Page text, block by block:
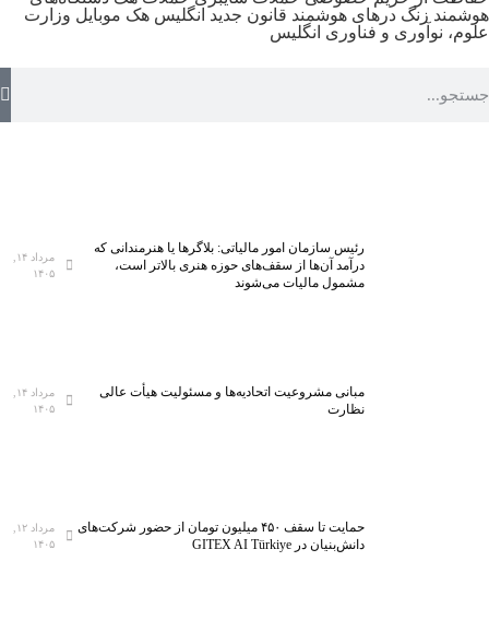
هوشمند زنگ درهای هوشمند قانون جدید انگلیس هک موبایل وزارت
علوم، نوآوری و فناوری انگلیس
رئیس سازمان امور مالیاتی: بلاگر‌ها یا هنرمندانی که
درآمد آن‌ها از سقف‌های حوزه هنری بالاتر است،
مشمول مالیات می‌شوند
۱۴۰۵
مبانی مشروعیت اتحادیه‌ها و مسئولیت هیأت عالی
نظارت
۱۴۰۵
حمایت تا سقف ۴۵۰ میلیون تومان از حضور شرکت‌های
دانش‌بنیان در GITEX AI Türkiye
۱۴۰۵